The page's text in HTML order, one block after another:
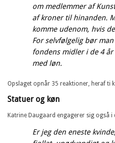
om medlemmer af
af kroner til hinanden.
komme udenom, hvis
For selvfølgelig bør
fondens midler i de 4
med løn.
Opslaget opnår 35 reaktioner, heraf ti
Statuer og køn
Katrine Daugaard engagerer sig også
Er jeg den eneste